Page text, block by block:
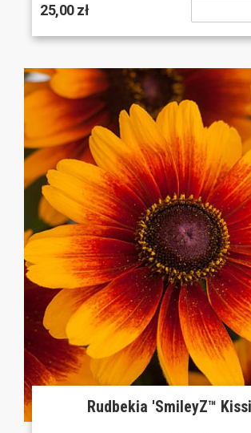
25,00 zł
Rudbekia 'SmileyZ™